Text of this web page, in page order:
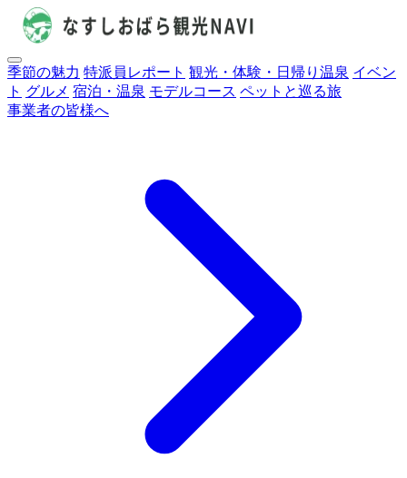
季節の魅力 特派員レポート 観光・体験・日帰り温泉 イベン
ト グルメ 宿泊・温泉 モデルコース ペットと巡る旅
事業者の皆様へ